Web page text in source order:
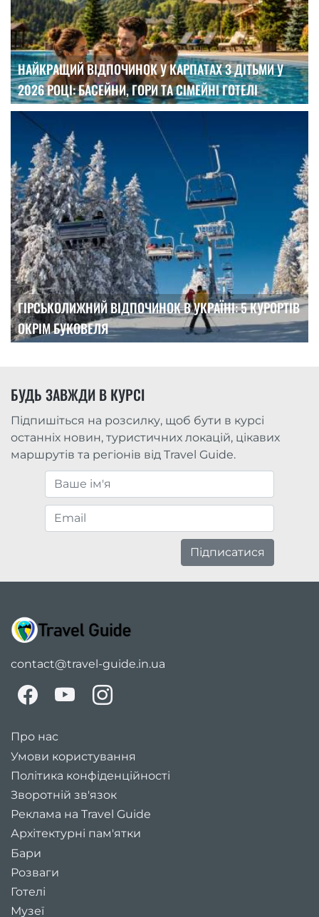
НАЙКРАЩИЙ ВІДПОЧИНОК У КАРПАТАХ З ДІТЬМИ У
2026 РОЦІ: БАСЕЙНИ, ГОРИ ТА СІМЕЙНІ ГОТЕЛІ
ГІРСЬКОЛИЖНИЙ ВІДПОЧИНОК В УКРАЇНІ: 5 КУРОРТІВ
ОКРІМ БУКОВЕЛЯ
БУДЬ ЗАВЖДИ В КУРСІ
Підпишіться на розсилку, щоб бути в курсі
останніх новин, туристичних локацій, цікавих
маршрутів та регіонів від Travel Guide.
Підписатися
contact@travel-guide.in.ua
Про нас
Умови користування
Політика конфіденційності
Зворотній зв'язок
Реклама на Travel Guide
Архітектурні пам'ятки
Бари
Розваги
Готелі
Музеї